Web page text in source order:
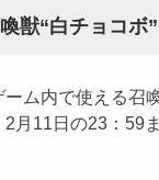
獣“白チョコボ”
ム内で使える召
2月11日の23：59